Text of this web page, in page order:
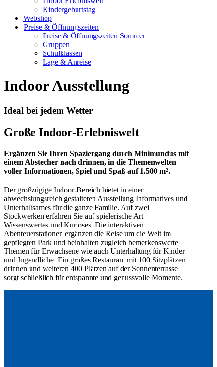
Kindergeburtstag
Webshop
Preise & Öffnungszeiten
Preise & Öffnungszeiten Sommer
Gruppen
Schulklassen
Lage & Anreise
Indoor Ausstellung
Ideal bei jedem Wetter
Große Indoor-Erlebniswelt
Ergänzen Sie Ihren Spaziergang durch Minimundus mit
einem Abstecher nach drinnen, in die Themenwelten
voller Informationen, Spiel und Spaß auf 1.500 m².
Der großzügige Indoor-Bereich bietet in einer
abwechslungsreich gestalteten Ausstellung Informatives und
Unterhaltsames für die ganze Familie. Auf zwei
Stockwerken erfahren Sie auf spielerische Art
Wissenswertes und Kurioses. Die interaktiven
Abenteuerstationen ergänzen die Reise um die Welt im
gepflegten Park und beinhalten zugleich bemerkenswerte
Themen für Erwachsene wie auch Unterhaltung für Kinder
und Jugendliche. Ein großes Restaurant mit 100 Sitzplätzen
drinnen und weiteren 400 Plätzen auf der Sonnenterrasse
sorgt schließlich für entspannte und genussvolle Momente.